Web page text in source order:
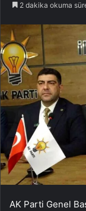
2 dakika okuma
AK Parti Genel